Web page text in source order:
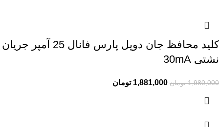
کلید محافظ جان دوپل پارس فانال 25 آمپر جریان
نشتی 30mA
1,980,000 تومان 1,881,000 تومان